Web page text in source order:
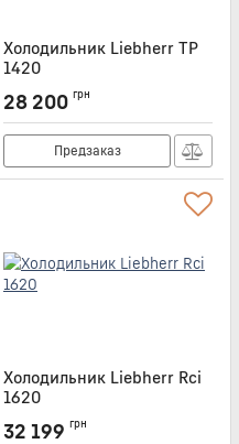
Холодильник Liebherr TP
1420
TP1420
28 200 грн
Предзаказ
Холодильник Liebherr Rci
1620
RCI1620
32 199 грн